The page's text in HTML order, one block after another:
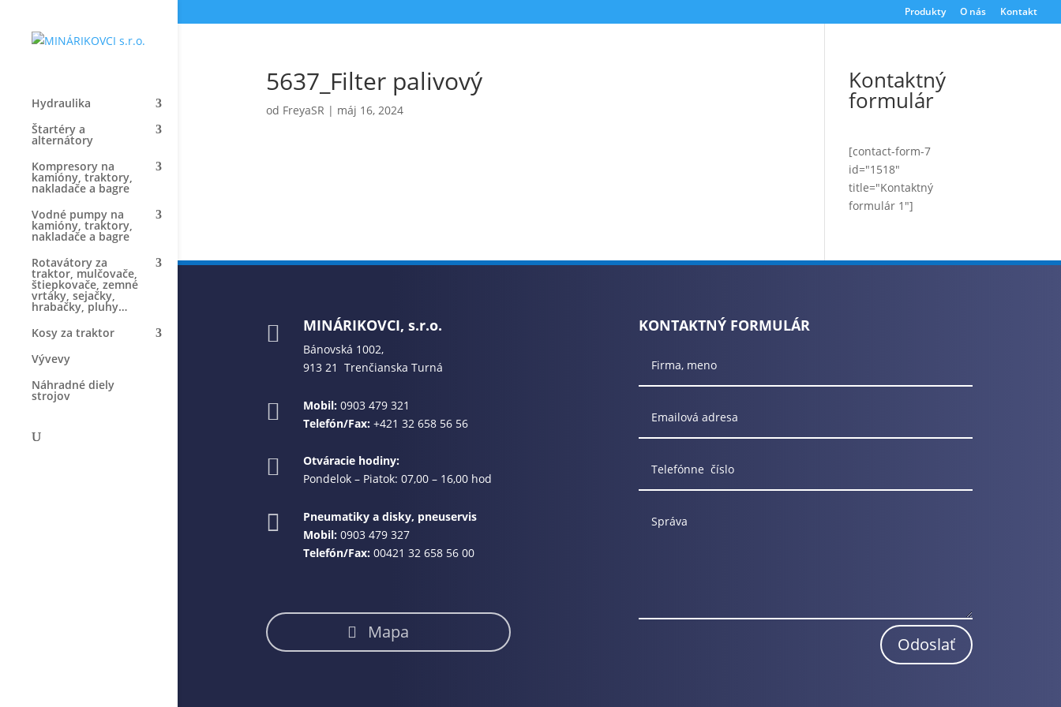
Produkty O nás Kontakt
Hydraulika
Štartéry a
alternátory
Kompresory na
kamióny, traktory,
nakladače a bagre
Vodné pumpy na
kamióny, traktory,
nakladače a bagre
Rotavátory za
traktor, mulčovače,
štiepkovače, zemné
vrtáky, sejačky,
hrabačky, pluhy…
Kosy za traktor
Vývevy
Náhradné diely
strojov
5637_Filter palivový
od FreyaSR | máj 16, 2024
Kontaktný
formulár
[contact-form-7
id="1518"
title="Kontaktný
formulár 1"]
 MINÁRIKOVCI, s.r.o.
Bánovská 1002,
913 21 Trenčianska Turná
 Mobil: 0903 479 321
Telefón/Fax: +421 32 658 56 56

Otváracie hodiny:
Pondelok – Piatok: 07,00 – 16,00 hod

Pneumatiky a disky, pneuservis
Mobil: 0903 479 327
Telefón/Fax: 00421 32 658 56 00
Mapa
KONTAKTNÝ FORMULÁR
Odoslať